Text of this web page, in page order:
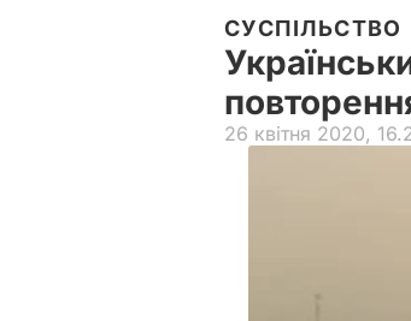
СУСПІЛЬСТВО
26 квітня 2020,